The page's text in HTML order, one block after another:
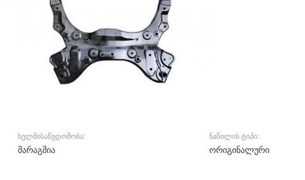
ხელმისაწვდომობა:
მარაგშია
ნაწილის ტიპი:
ორიგინალური